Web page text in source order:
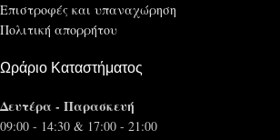
Επιστροφές και υπαναχώρηση
Πολιτική απορρήτου
Ωράριο Καταστήματος
Δευτέρα - Παρασκευή
09:00 - 14:30 & 17:00 - 21:00